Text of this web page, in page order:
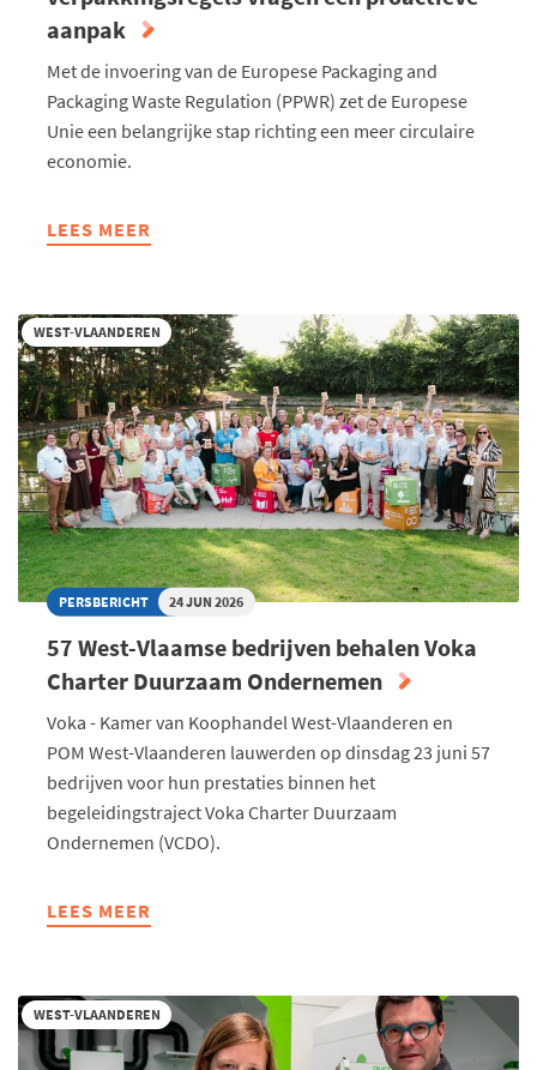
aanpak
Met de invoering van de Europese Packaging and
Packaging Waste Regulation (PPWR) zet de Europese
Unie een belangrijke stap richting een meer circulaire
economie.
LEES MEER
ABOUT
NIEUWE
EUROPESE
VERPAKKINGSREGELS
VRAGEN
EEN
PROACTIEVE
AANPAK
WEST-VLAANDEREN
PERSBERICHT 24 JUN 2026
57 West-Vlaamse bedrijven behalen Voka
Charter Duurzaam Ondernemen
Voka - Kamer van Koophandel West-Vlaanderen en
POM West-Vlaanderen lauwerden op dinsdag 23 juni 57
bedrijven voor hun prestaties binnen het
begeleidingstraject Voka Charter Duurzaam
Ondernemen (VCDO).
LEES MEER
ABOUT
VLAAMSE
BEDRIJVEN
BEHALEN
WEST-VLAANDEREN